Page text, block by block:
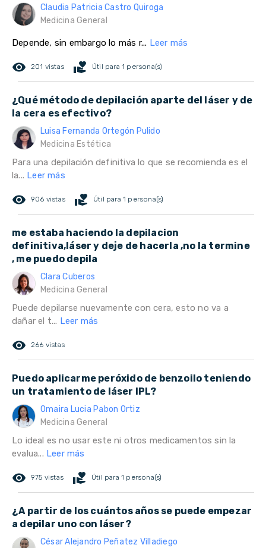
Claudia Patricia Castro Quiroga
Medicina General
Depende, sin embargo lo más r... Leer más
remove_red_eye 201 vistas volunteer_activism Útil para 1 persona(s)
¿Qué método de depilación aparte del láser y de
la cera es efectivo?
Luisa Fernanda Ortegón Pulido
Medicina Estética
Para una depilación definitiva lo que se recomienda es el
la... Leer más
remove_red_eye 906 vistas volunteer_activism Útil para 1 persona(s)
me estaba haciendo la depilacion
definitiva,láser y deje de hacerla ,no la termine
, me puedo depila
Clara Cuberos
Medicina General
Puede depilarse nuevamente con cera, esto no va a
dañar el t... Leer más
remove_red_eye 266 vistas
Puedo aplicarme peróxido de benzoilo teniendo
un tratamiento de láser IPL?
Omaira Lucia Pabon Ortiz
Medicina General
Lo ideal es no usar este ni otros medicamentos sin la
evalua... Leer más
remove_red_eye 975 vistas volunteer_activism Útil para 1 persona(s)
¿A partir de los cuántos años se puede empezar
a depilar uno con láser?
César Alejandro Peñatez Villadiego